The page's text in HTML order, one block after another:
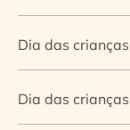
Dia das
Dia das